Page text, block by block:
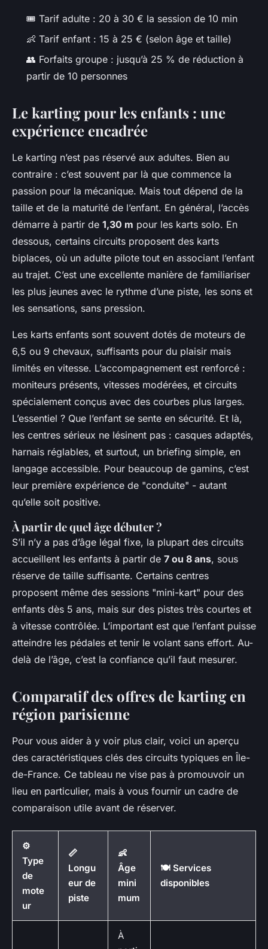
🎟️ Tarif adulte : 20 à 30 € la session de 10 min
👶 Tarif enfant : 15 à 25 € (selon âge et taille)
👥 Forfaits groupe : jusqu’à 25 % de réduction à
partir de 10 personnes
Le karting pour les enfants : une
expérience encadrée
Le karting n’est pas réservé aux adultes. Bien au
contraire : c’est souvent par là que commence la
passion pour la mécanique. Mais tout dépend de la
taille et de la maturité de l’enfant. En général, l’accès
démarre à partir de 1,30 m pour les karts solo. En
dessous, certains circuits proposent des karts
biplaces, où un adulte pilote tout en associant l’enfant
au trajet. C’est une excellente manière de familiariser
les plus jeunes avec le rythme d’une piste, les sons et
les sensations, sans pression.
Les karts enfants sont souvent dotés de moteurs de
6,5 ou 9 chevaux, suffisants pour du plaisir mais
limités en vitesse. L’accompagnement est renforcé :
moniteurs présents, vitesses modérées, et circuits
spécialement conçus avec des courbes plus larges.
L’essentiel ? Que l’enfant se sente en sécurité. Et là,
les centres sérieux ne lésinent pas : casques adaptés,
harnais réglables, et surtout, un briefing simple, en
langage accessible. Pour beaucoup de gamins, c’est
leur première expérience de "conduite" - autant
qu’elle soit positive.
À partir de quel âge débuter ?
S’il n’y a pas d’âge légal fixe, la plupart des circuits
accueillent les enfants à partir de 7 ou 8 ans, sous
réserve de taille suffisante. Certains centres
proposent même des sessions "mini-kart" pour des
enfants dès 5 ans, mais sur des pistes très courtes et
à vitesse contrôlée. L’important est que l’enfant puisse
atteindre les pédales et tenir le volant sans effort. Au-
delà de l’âge, c’est la confiance qu’il faut mesurer.
Comparatif des offres de karting en
région parisienne
Pour vous aider à y voir plus clair, voici un aperçu
des caractéristiques clés des circuits typiques en Île-
de-France. Ce tableau ne vise pas à promouvoir un
lieu en particulier, mais à vous fournir un cadre de
comparaison utile avant de réserver.
⚙️
Type
de
mote
ur
📏
Longu
eur de
piste
👶
Âge
mini
mum
🍽️ Services
disponibles
À